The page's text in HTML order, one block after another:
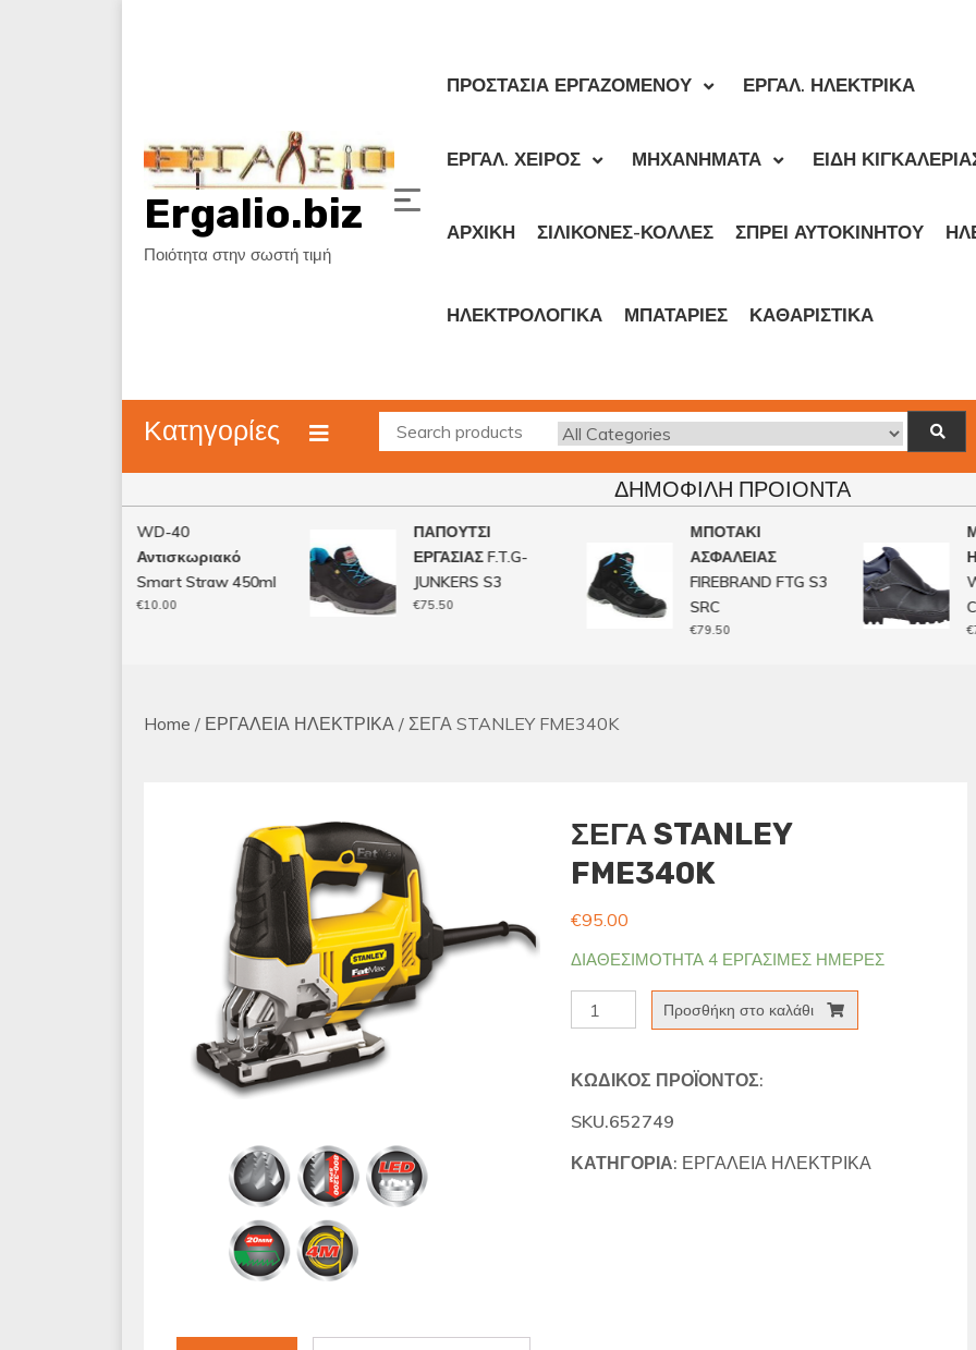
Ergalio.biz
Ποιότητα στην σωστή τιμή
ΠΡΟΣΤΑΣΙΑ ΕΡΓΑΖΟΜΕΝΟΥ ΕΡΓΑΛ. ΗΛΕΚΤΡΙΚΑ
ΕΡΓΑΛ. ΧΕΙΡΟΣ ΜΗΧΑΝΗΜΑΤΑ ΕΙΔΗ
ΑΡΧΙΚΉ ΣΙΛΙΚΟΝΕΣ-ΚΟΛΛΕΣ ΣΠΡΕΙ ΑΥΤΟΚΙΝΗΤΟΥ
ΗΛΕΚΤΡΟΛΟΓΙΚΑ ΜΠΑΤΑΡΙΕΣ ΚΑΘΑΡΙΣΤΙΚΑ
Κατηγορίες
ΔΗΜΟΦΙΛΉ ΠΡΟΙΌΝΤΑ
WD-40
Αντισκωριακό
Smart Straw 450ml
10.00
ΠΑΠΟΥΤΣΙ
ΕΡΓΑΣΙΑΣ F.T.G-
JUNKERS S3
€ 75.50
ΜΠΟΤΑΚΙ
ΑΣΦΑΛΕΙΑΣ
FIREBRAND FTG S3
SRC
79.50
CI,
Home / ΕΡΓΑΛΕΙΑ ΗΛΕΚΤΡΙΚΑ / ΣΕΓΑ STANLEY FME340K
ΣΕΓΑ STANLEY
FME340K
€95.00
ΔΙΑΘΕΣΙΜΟΤΗΤΑ 4 ΕΡΓΑΣΙΜΕΣ ΗΜΕΡΕΣ
ΣΕΓΑ
STANLEY
Προσθήκη στο καλάθι
ΚΩΔΙΚΌΣ ΠΡΟΪΌΝΤΟΣ:
SKU.652749
ΚΑΤΗΓΟΡΊΑ: ΕΡΓΑΛΕΙΑ ΗΛΕΚΤΡΙΚΑ